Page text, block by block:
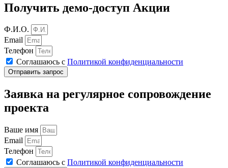
Получить демо-доступ Акции
Ф.И.О.
Email
Телефон
Соглашаюсь с Политикой конфиденциальности
Отправить запрос
Заявка на регулярное сопровождение
проекта
Ваше имя
Email
Телефон
Соглашаюсь с Политикой конфиденциальности